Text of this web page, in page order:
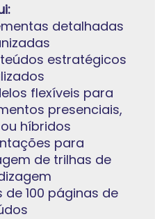
detalhadas
estratégicos
flexíveis para
presenciais,
híbridos
para
de trilhas de
de 100 páginas de